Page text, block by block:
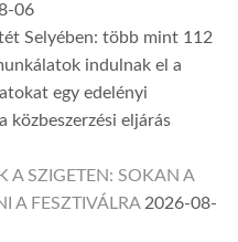
06
Selyében: több mint 112
indulnak el a
egy edelényi
közbeszerzési eljárás
A SZIGETEN: SOKAN A
A FESZTIVÁLRA 2026-08-